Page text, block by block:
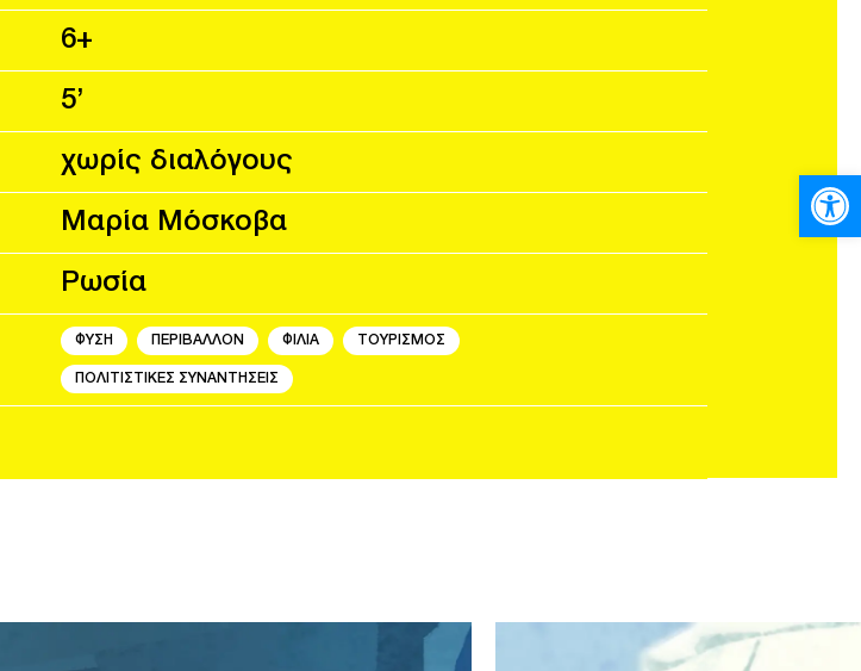
6+
5’
χωρίς διαλόγους
Μαρία Μόσκοβα
Ρωσία
ΦΥΣΗ ΠΕΡΙΒΑΛΛΟΝ ΦΙΛΙΑ ΤΟΥΡΙΣΜΟΣ
ΠΟΛΙΤΙΣΤΙΚΕΣ ΣΥΝΑΝΤΗΣΕΙΣ